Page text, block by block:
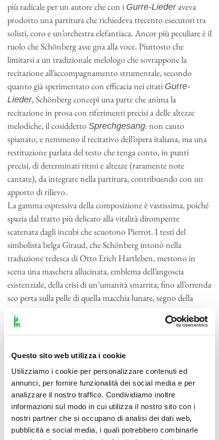
Questo sito web utilizza i cookie
Utilizziamo i cookie per personalizzare contenuti ed
annunci, per fornire funzionalità dei social media e per
analizzare il nostro traffico. Condividiamo inoltre
informazioni sul modo in cui utilizza il nostro sito con i
nostri partner che si occupano di analisi dei dati web,
pubblicità e social media, i quali potrebbero combinarle
più radicale per un autore che con i Gurre-Liederaveva
prodotto una partitura che richiedeva trecento esecutori tra
solisti, coro e un’orchestra elefantiaca. Ancor più peculiare è il
ruolo che Schönberg asse gna alla voce. Piuttosto che
limitarsi a un tradizionale melologo che sovrappone la
recitazione all’accompagnamento strumentale, secondo
quanto già sperimentato con efficacia nei citati Gurre-
Lieder, Schönberg concepì una parte che anima la
recitazione in prosa con riferimenti precisi a delle altezze
melodiche, il cosiddetto Sprechgesang: non canto
spianato, e nemmeno il recitativo dell’opera italiana, ma una
restituzione parlata del testo che tenga conto, in punti
precisi, di determinati ritmi e altezze (raramente note
cantate), da integrare nella partitura, contribuendo con un
apporto di rilievo.
La gamma espressiva della composizione è vastissima, poiché
spazia dal tratto più delicato alla vitalità dirompente
scatenata dagli incubi che scuotono Pierrot. I testi del
simbolista belga Giraud, che Schönberg intonò nella
traduzione tedesca di Otto Erich Hartleben, mettono in
scena una maschera allucinata, emblema dell’angoscia
esistenziale, della crisi di un’umanità smarrita; fino all’orrenda
sco perta sulla pelle di quella macchia lunare, segno della
morte. Schönberg dichiarò di non aver intonato i testi nella
puntualità dei loro significati, bensì di essersi ispirato «solo al
relativa autonomia di piani tra testo e musica, poiché la voce
esso, mentre i temi (e ogni altra cosa di importanza musicale)
sono affidati agli strumenti». Tra questi temi conta senz’altro
quello, discendente, “di Pierrot”, esposto al pianoforte nella
prima lirica e ripreso continua mente nel ciclo, a conferirvi
unitarietà. Due piani, dunque, che scorrono paralleli, senza